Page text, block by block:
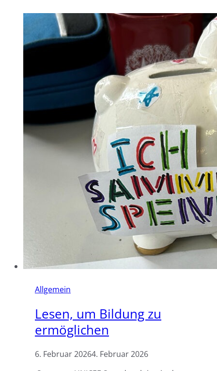
jede
Menge
Spielfreude
Allgemein
Lesen, um Bildung zu
ermöglichen
6. Februar 20264. Februar 2026